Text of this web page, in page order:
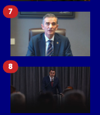
7
8